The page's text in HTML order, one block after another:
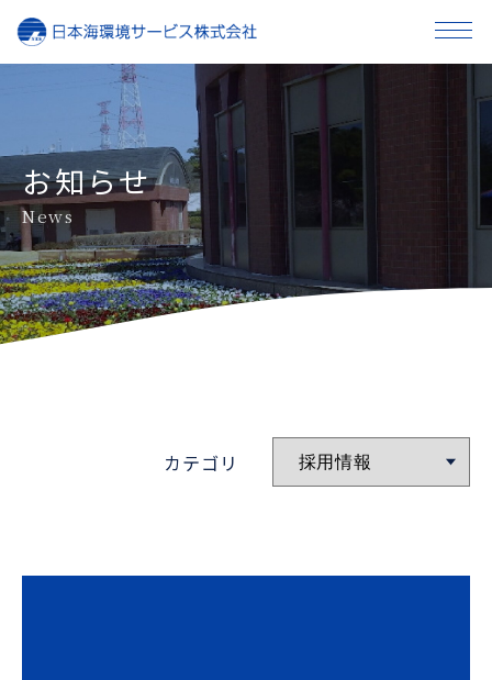
事業内容
企業情報
採用情報
お知らせ
お知らせ
News
カテゴリ